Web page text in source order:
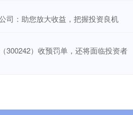
司：助您放大收益，把握投资良机
300242）收预罚单，还将面临投资者